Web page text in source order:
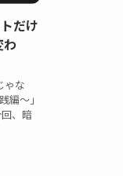
だけ
わ
ゃな
編〜」
、暗